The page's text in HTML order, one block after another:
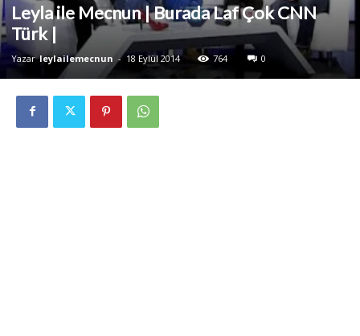
Leyla ile Mecnun | Burada Laf Çok CNN
Türk |
Yazar leylailemecnun - 18 Eylül 2014 764 0